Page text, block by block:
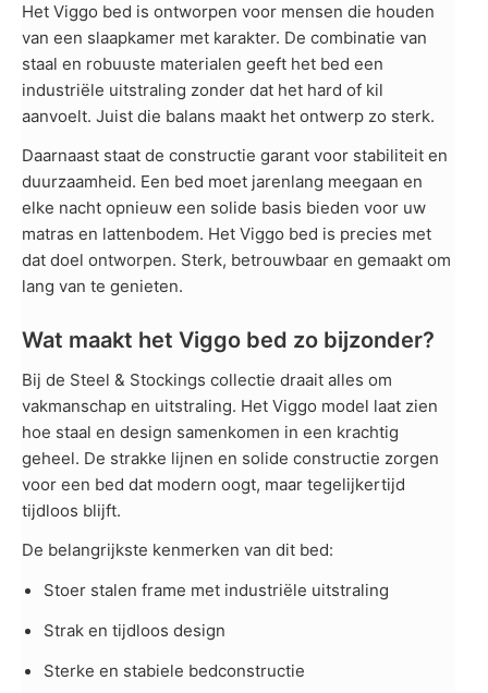
Het Viggo bed is ontworpen voor mensen die houden
van een slaapkamer met karakter. De combinatie van
staal en robuuste materialen geeft het bed een
industriële uitstraling zonder dat het hard of kil
aanvoelt. Juist die balans maakt het ontwerp zo sterk.
Daarnaast staat de constructie garant voor stabiliteit en
duurzaamheid. Een bed moet jarenlang meegaan en
elke nacht opnieuw een solide basis bieden voor uw
matras en lattenbodem. Het Viggo bed is precies met
dat doel ontworpen. Sterk, betrouwbaar en gemaakt om
lang van te genieten.
Wat maakt het Viggo bed zo bijzonder?
Bij de Steel & Stockings collectie draait alles om
vakmanschap en uitstraling. Het Viggo model laat zien
hoe staal en design samenkomen in een krachtig
geheel. De strakke lijnen en solide constructie zorgen
voor een bed dat modern oogt, maar tegelijkertijd
tijdloos blijft.
De belangrijkste kenmerken van dit bed:
Stoer stalen frame met industriële uitstraling
Strak en tijdloos design
Sterke en stabiele bedconstructie